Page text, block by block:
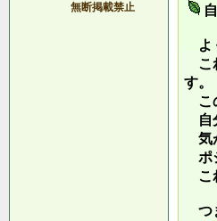
無断掲載禁止
よ
こ
す。
こ
自
気
ポ
こ
つ